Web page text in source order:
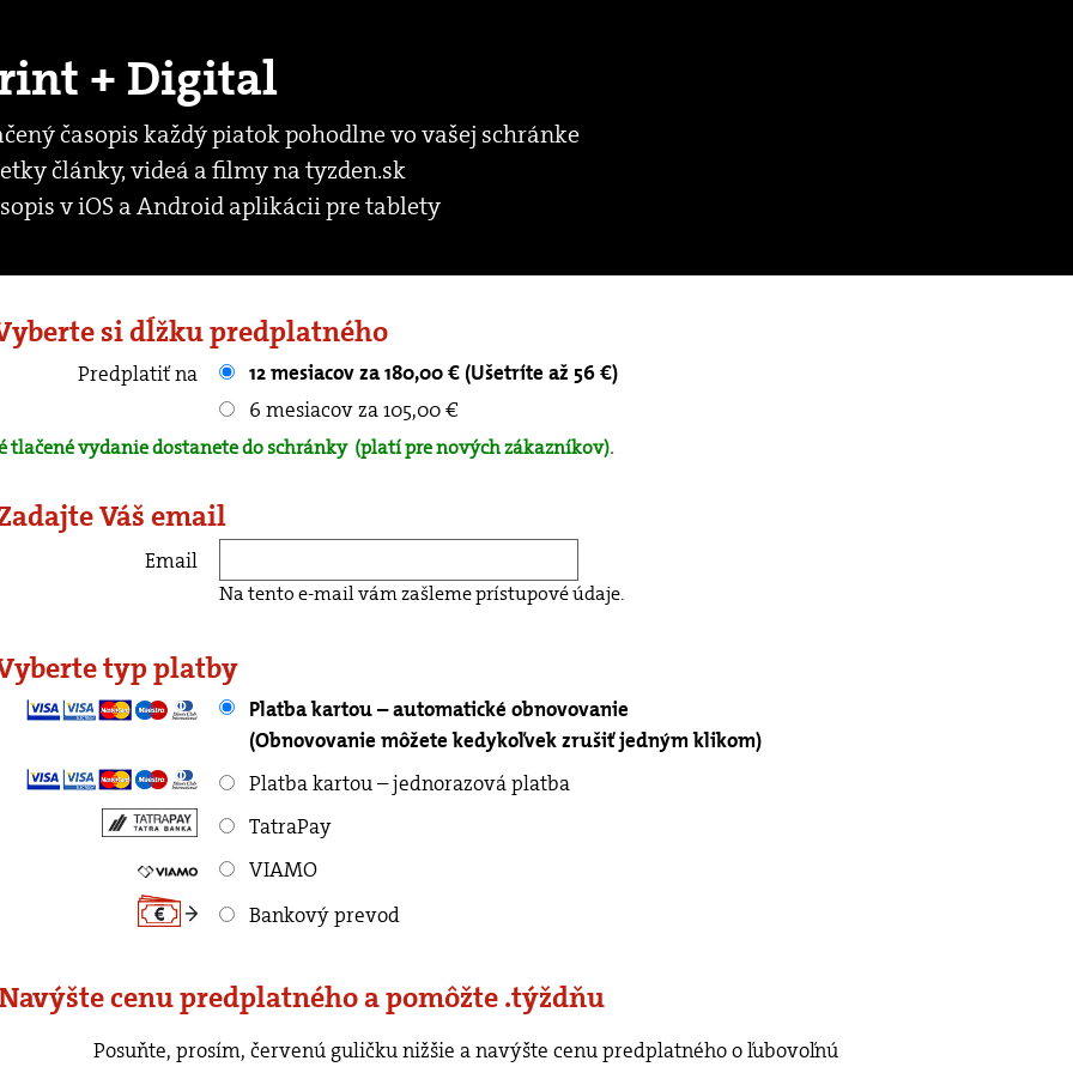
+ Digital
časopis každý piatok pohodlne vo vašej schránke
články, videá a filmy na tyzden.sk
v iOS a Android aplikácii pre tablety
si dĺžku predplatného
Predplatiť na
12 mesiacov za 180,00 € (Ušetríte až 56 €)
6 mesiacov za 105,00 €
tlačené vydanie dostanete do schránky (platí pre nových zákazníkov).
Váš email
Email
Na tento e-mail vám zašleme prístupové údaje.
typ platby
Platba kartou – automatické obnovovanie
(Obnovovanie môžete kedykoľvek zrušiť jedným klikom)
Platba kartou – jednorazová platba
TatraPay
VIAMO
Bankový prevod
cenu predplatného a pomôžte .týždňu